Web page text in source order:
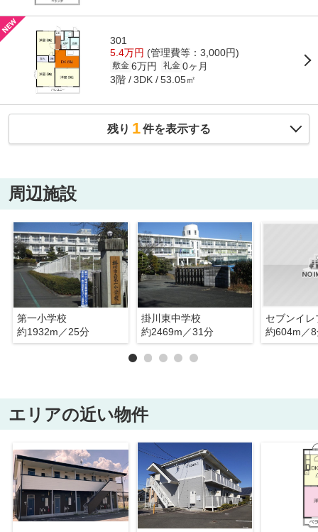
301
5.4万円 (管理費等：3,000円)
敷金 6万円 礼金 0ヶ月
3階 3DK 53.05㎡
残り 1件を表示する
周辺施設
第一小学校
約1932m／25分
掛川東中学校
約2469m／31分
約604m／
エリアの近い物件